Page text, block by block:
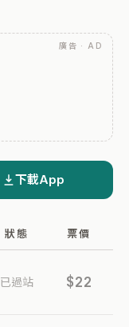
廣告 · AD
下載App
狀態 票價
已過站 $22